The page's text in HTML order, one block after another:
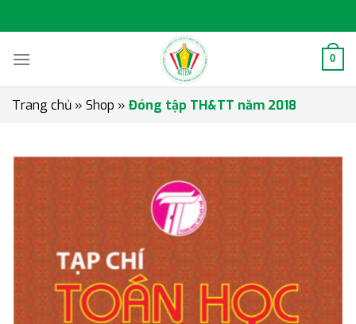
to
0
Trang chủ » Shop » Đóng tập TH&TT năm 2018